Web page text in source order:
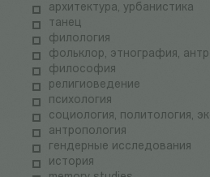
архитектура, урбанистика
танец
филология
фольклор, этнография,
философия
религиоведение
психология
социология, политология,
антропология
гендерные исследования
история